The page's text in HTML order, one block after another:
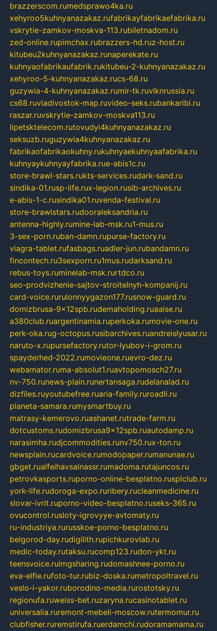
brazzerscom.rumedsprawo4ka.ru
xehyroo5kuhnyanazakaz.rufabrikayfabrikaefabrika.ru
vskrytie-zamkov-moskva-113.rubiletnadom.ru
zed-online.rupimchax.rubrazzers-hd.ruz-host.ru
kitubeu2kuhnyanazakaz.runaperekate.ru
kuhnyaofabrikaufabrik.rukitubeu-2-kuhnyanazakaz.ru
xehyroo-5-kuhnyanazakaz.rucs-68.ru
guzywia-4-kuhnyanazakaz.rumir-tk.ruvlknrussia.ru
cs68.ruvladivostok-map.ruvideo-seks.rubankaribi.ru
raszar.ruvskrytie-zamkov-moskva113.ru
lipetsktelecom.rutovudyi4kuhnyanazakaz.ru
seksuzb.ruguzywia4kuhnyanazakaz.ru
fabrikaofabrikaokuhny.rukuhnyaekuhnyaafabrika.ru
kuhnyaykuhnyayfabrika.rue-abis1c.ru
store-brawl-stars.rukts-services.rudark-sand.ru
sindika-01.rusp-life.rux-legion.rusib-archives.ru
e-abis-1-c.rusindika01.ruvenda-festival.ru
store-brawlstars.rudooraleksandria.ru
antenna-highly.rumine-lab-msk.ru1-mus.ru
3-sex-porn.ruban-damn.rupurse-factory.ru
viagra-tablet.rufasbags.ruadler-jun.rubandamn.ru
fincontech.ru3sexporn.ru1mus.rudarksand.ru
rebus-toys.ruminelab-msk.rurtdco.ru
seo-prodvizhenie-sajtov-stroitelnyh-kompanij.ru
card-voice.rurulonnyygazon177.rusnow-guard.ru
domizbrusa-9x12spb.rudemaholding.ruaalse.ru
a380club.ruargentinamia.ruperkoka.rumovie-one.ru
perk-oka.rug-octopus.rusibarchives.ruandreislyusar.ru
naruto-x.rupursefactory.rutor-lyubov-i-grom.ru
spayderhed-2022.rumovieone.ruevro-dez.ru
webamator.ruma-absolut1.ruavtopomosch27.ru
nv-750.runews-plain.runertansaga.rudelanalad.ru
dizfiles.ruyoutubefree.ruaria-family.ruroadli.ru
planeta-samara.rumysmartbuy.ru
matrasy-kemerovo.ruashanet.rutrade-farm.ru
dotcustoms.rudomizbrusa9x12spb.ruautodamp.ru
narasimha.rudjcommodities.runv750.rux-ton.ru
newsplain.rucardvoice.rumodopaper.rumanunae.ru
gbget.rualfeihavsalnassr.rumadoma.rutajuncos.ru
petrovkasports.ruporno-online-besplatno.rusplclub.ru
york-life.rudoroga-expo.ruribery.rucleanmedicine.ru
slovar-ivrit.ruporno-video-besplatno.ruseks-365.ru
ovucontrol.rusloty-igrovyye-avtomaty.ru
ru-industriya.rurusskoe-porno-besplatno.ru
belgorod-day.rudigilith.rupichkurovlab.ru
medic-today.rutaksu.rucomp123.rudon-ykt.ru
teensvoice.ruimgsharing.rudomashnee-porno.ru
eva-elfie.rufoto-tur.rubiz-doska.rumetropoltravel.ru
veslo-i-yakor.ruborodino-media.rurostotsky.ru
regionufa.ruweiss-bet.ruzaryna.rucasinotablet.ru
universalia.ruremont-mebeli-moscow.rutermomur.ru
clubfisher.ruremstirufa.ruerdamchi.rudoramamama.ru